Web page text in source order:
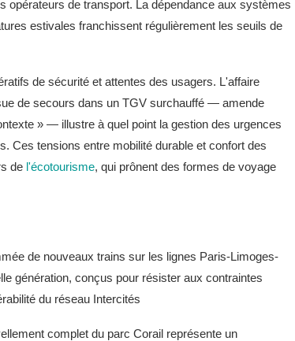
de transport. La dépendance aux systèmes
estivales franchissent régulièrement les seuils de
de sécurité et attentes des usagers. L'affaire
de secours dans un TGV surchauffé — amende
» — illustre à quel point la gestion des urgences
Ces tensions entre mobilité durable et confort des
de l'écotourisme, qui prônent des formes de voyage
de nouveaux trains sur les lignes Paris-Limoges-
génération, conçus pour résister aux contraintes
du réseau Intercités
complet du parc Corail représente un